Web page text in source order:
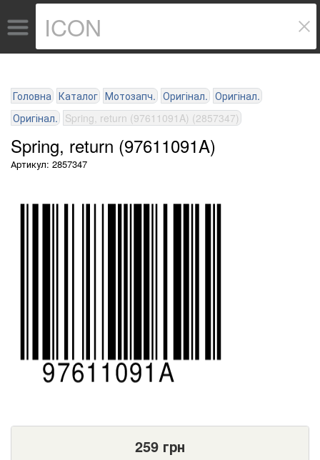
Головна Каталог Мотозапч. Оригінал. Оригінал.
Оригінал. Spring, return (97611091A) (2857347)
Spring, return (97611091A)
Артикул: 2857347
259 грн